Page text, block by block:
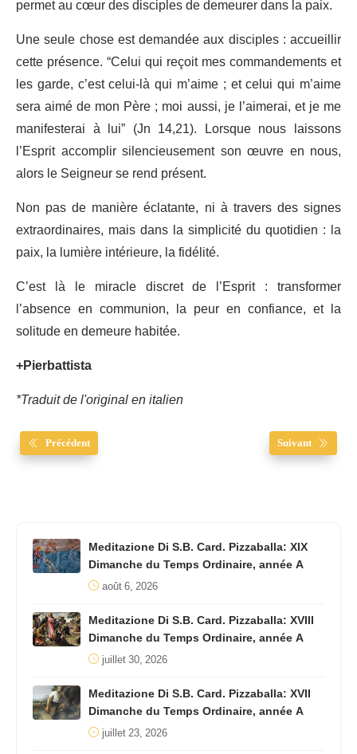
Une seule chose est demandée aux disciples : accueillir
cette présence. “Celui qui reçoit mes commandements et
les garde, c’est celui-là qui m’aime ; et celui qui m’aime
sera aimé de mon Père ; moi aussi, je l’aimerai, et je me
manifesterai à lui” (Jn 14,21). Lorsque nous laissons
l’Esprit accomplir silencieusement son œuvre en nous,
alors le Seigneur se rend présent.
Non pas de manière éclatante, ni à travers des signes
extraordinaires, mais dans la simplicité du quotidien : la
paix, la lumière intérieure, la fidélité.
C’est là le miracle discret de l’Esprit : transformer
l’absence en communion, la peur en confiance, et la
solitude en demeure habitée.
+Pierbattista
*Traduit de l'original en italien
Précédent Suivant
Meditazione Di S.B. Card. Pizzaballa: XIX
Dimanche du Temps Ordinaire, année A
août 6, 2026
Meditazione Di S.B. Card. Pizzaballa: XVIII
Dimanche du Temps Ordinaire, année A
juillet 30, 2026
Meditazione Di S.B. Card. Pizzaballa: XVII
Dimanche du Temps Ordinaire, année A
juillet 23, 2026